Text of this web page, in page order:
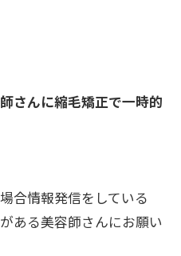
さんに縮毛矯正で一時的
合情報発信をしている
ある美容師さんにお願い